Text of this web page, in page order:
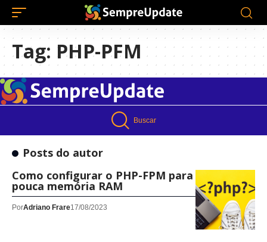
Tag: PHP-PFM
Buscar
Posts do autor
Como configurar o PHP-FPM para utilizar
pouca memória RAM
PorAdriano Frare17/08/2023